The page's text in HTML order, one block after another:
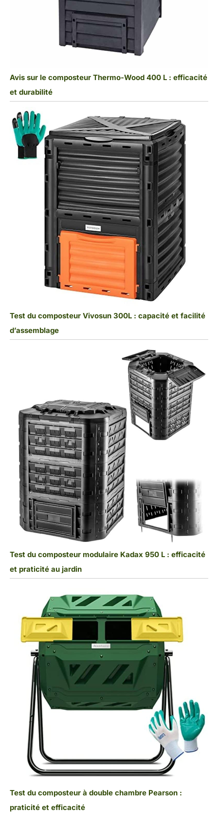
Avis sur le composteur Thermo-Wood 400 L : efficacité
et durabilité
Test du composteur Vivosun 300L : capacité et facilité
d’assemblage
Test du composteur modulaire Kadax 950 L : efficacité
et praticité au jardin
Test du composteur à double chambre Pearson :
praticité et efficacité